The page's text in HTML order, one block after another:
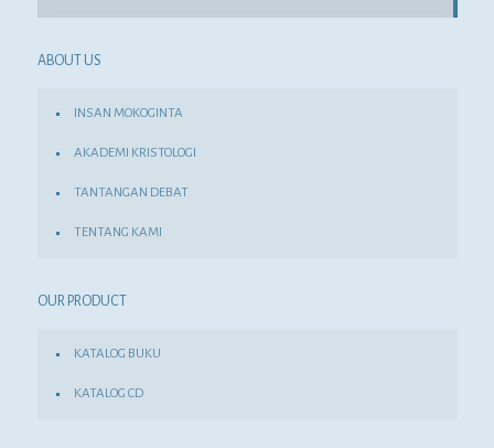
ABOUT US
INSAN MOKOGINTA
AKADEMI KRISTOLOGI
TANTANGAN DEBAT
TENTANG KAMI
OUR PRODUCT
KATALOG BUKU
KATALOG CD